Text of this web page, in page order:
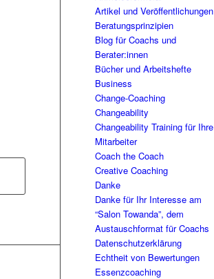
Artikel und Veröffentlichungen
Beratungsprinzipien
Blog für Coachs und
Berater:innen
Bücher und Arbeitshefte
Business
Change-Coaching
Changeability
Changeability Training für Ihre
Mitarbeiter
Coach the Coach
Creative Coaching
Danke
Danke für Ihr Interesse am
“Salon Towanda”, dem
Austauschformat für Coachs
Datenschutzerklärung
Echtheit von Bewertungen
Essenzcoaching